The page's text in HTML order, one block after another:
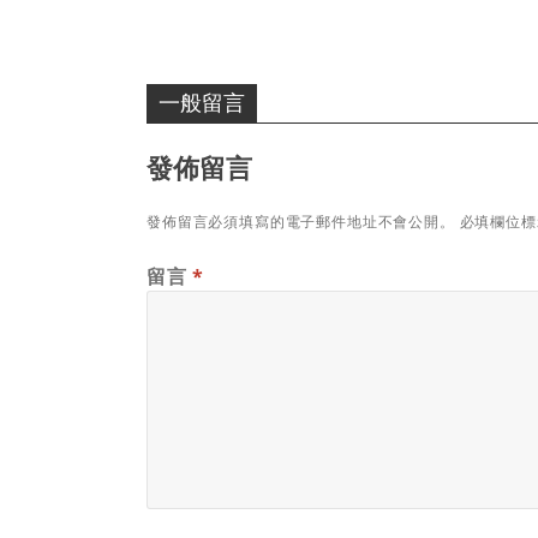
一般留言
發佈留言
發佈留言必須填寫的電子郵件地址不會公開。 必填欄位
留言 *